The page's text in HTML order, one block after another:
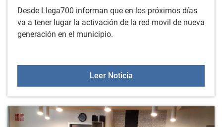
Desde Llega700 informan que en los próximos días
va a tener lugar la activación de la red movil de nueva
generación en el municipio.
Leer NoticiaActivación de la red